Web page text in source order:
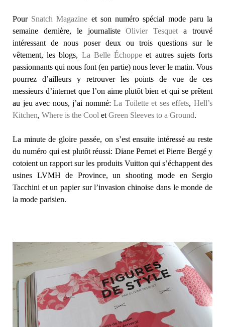
Pour Snatch Magazine et son numéro spécial mode paru la
semaine dernière, le journalisteOlivier Tesquet a trouvé
intéressant de nous poser deux ou trois questions sur le
vêtement, les blogs, La Belle Échoppe et autres sujets forts
passionnants qui nous font (en partie) nous lever le matin. Vous
pourrez d’ailleurs y retrouver les points de vue de ces
messieurs d’internet que l’on aime plutôt bien et qui se prêtent
au jeu avec nous, j’ai nommé:La Toilette et ses effets,Hell’s
Kitchen, Where is the Cool et Green Sleeves to a Ground.
La minute de gloire passée, on s’est ensuite intéressé au reste
du numéro qui est plutôt réussi: Diane Pernet et Pierre Bergé y
cotoient un rapport sur les produits Vuitton qui s’échappent des
usines LVMH de Province, un shooting mode en Sergio
Tacchini et un papier sur l’invasion chinoise dans le monde de
la mode parisien.